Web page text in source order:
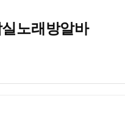
노래방알바